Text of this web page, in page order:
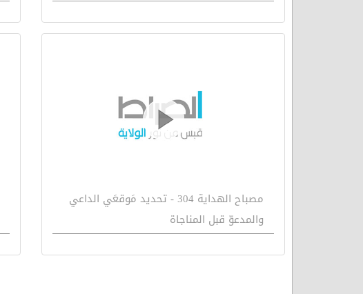
مصباح الهداية 304 - تحديد مَوقعَي الداعي
والمدعوّ قبل المناجاة